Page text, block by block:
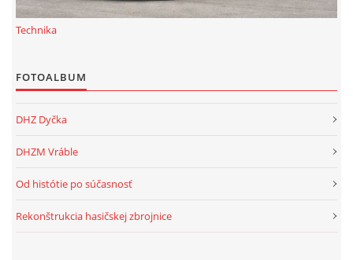
Technika
FOTOALBUM
DHZ Dyčka
DHZM Vráble
Od histótie po súčasnosť
Rekonštrukcia hasičskej zbrojnice